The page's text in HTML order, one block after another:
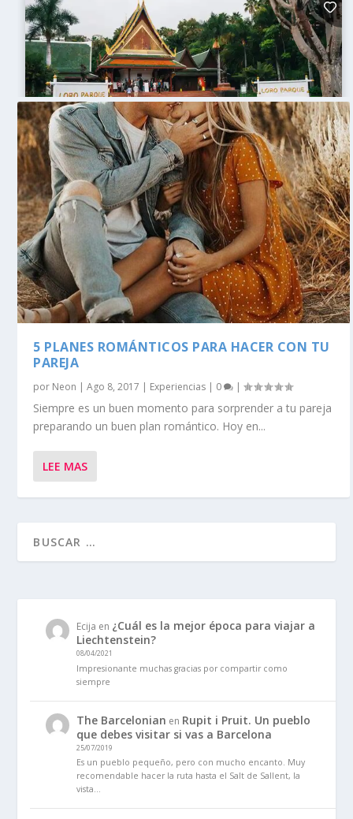
5 PLANES ROMÁNTICOS PARA HACER CON TU
PAREJA
por Neon |Ago 8, 2017 | Experiencias | 0 |
Siempre es un buen momento para sorprender a tu pareja
preparando un buen plan romántico. Hoy en...
LEE MAS
Ecija en ¿Cuál es la mejor época para viajar a
Liechtenstein?
08/04/2021
Impresionante muchas gracias por compartir como
siempre
The Barcelonian en Rupit i Pruit. Un pueblo
que debes visitar si vas a Barcelona
25/07/2019
Es un pueblo pequeño, pero con mucho encanto. Muy
recomendable hacer la ruta hasta el Salt de Sallent, la
vista…